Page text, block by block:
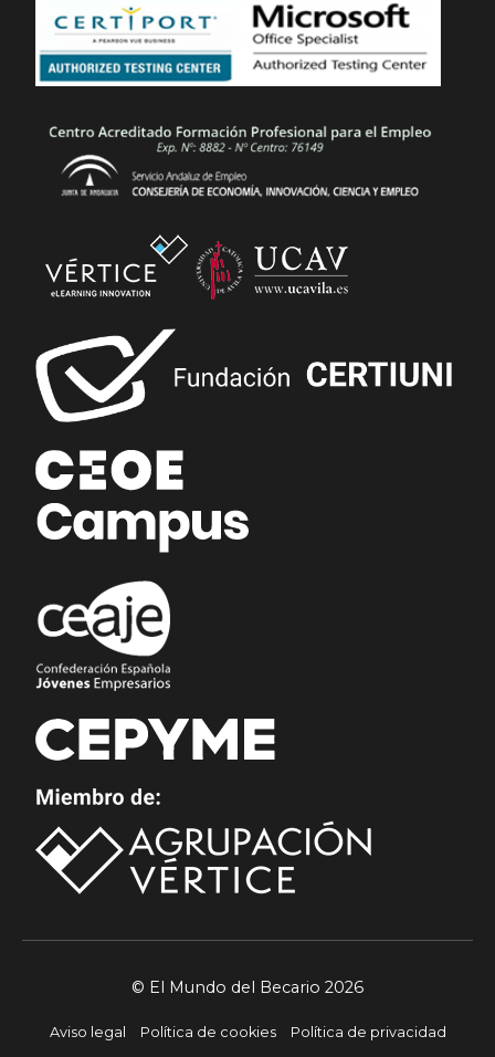
© El Mundo del Becario 2026
Aviso legal Política de cookies Política de privacidad